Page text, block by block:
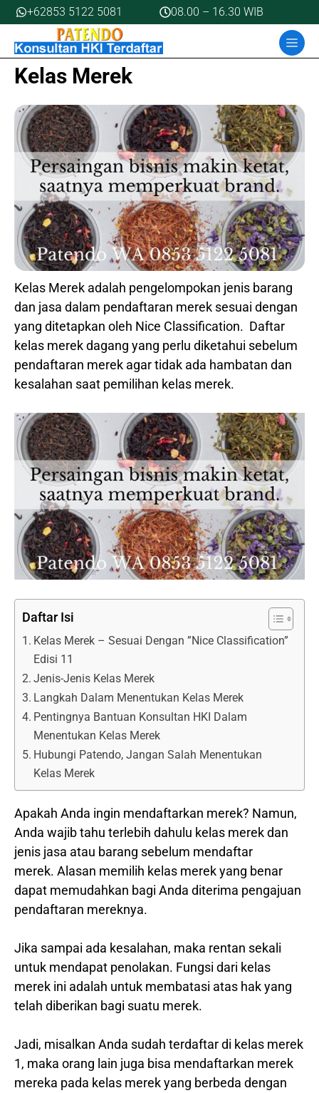
Skip
to
content
+62853 5122 5081 08.00 – 16.30 WIB
Kelas Merek
Kelas Merek adalah pengelompokan jenis barang
dan jasa dalam pendaftaran merek sesuai dengan
yang ditetapkan oleh Nice Classification. Daftar
kelas merek dagang yang perlu diketahui sebelum
pendaftaran merek agar tidak ada hambatan dan
kesalahan saat pemilihan kelas merek.
Daftar Isi
Kelas Merek – Sesuai Dengan ”Nice Classification”
Edisi 11
Jenis-Jenis Kelas Merek
Langkah Dalam Menentukan Kelas Merek
Pentingnya Bantuan Konsultan HKI Dalam
Menentukan Kelas Merek
Hubungi Patendo, Jangan Salah Menentukan
Kelas Merek
Apakah Anda ingin mendaftarkan merek? Namun,
Anda wajib tahu terlebih dahulu kelas merek dan
jenis jasa atau barang sebelum mendaftar
merek. Alasan memilih kelas merek yang benar
dapat memudahkan bagi Anda diterima pengajuan
pendaftaran mereknya.
Jika sampai ada kesalahan, maka rentan sekali
untuk mendapat penolakan. Fungsi dari kelas
merek ini adalah untuk membatasi atas hak yang
telah diberikan bagi suatu merek.
Jadi, misalkan Anda sudah terdaftar di kelas merek
1, maka orang lain juga bisa mendaftarkan merek
mereka pada kelas merek yang berbeda dengan